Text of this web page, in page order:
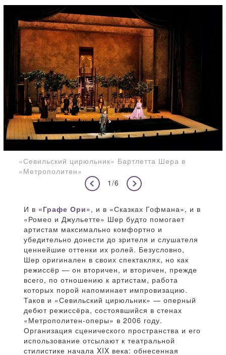
«Севильский цирюльник» Бартлетта Шера в
«Метрополитен»
1/6
И в «Графе Ори», и в «Сказках Гофмана», и в
«Ромео и Джульетте» Шер будто помогает
артистам максимально комфортно и
убедительно донести до зрителя и слушателя
ценнейшие оттенки их ролей. Безусловно,
Шер оригинален в своих спектаклях, но как
режиссёр — он вторичен, и вторичен, прежде
всего, по отношению к артистам, работа
которых порой напоминает импровизацию.
Таков и «Севильский цирюльник» — оперный
дебют режиссёра, состоявшийся в стенах
«Метрополитен-оперы» в 2006 году.
Организация сценического пространства и его
использование отсылают к театральной
стилистике начала XIX века: обнесенная